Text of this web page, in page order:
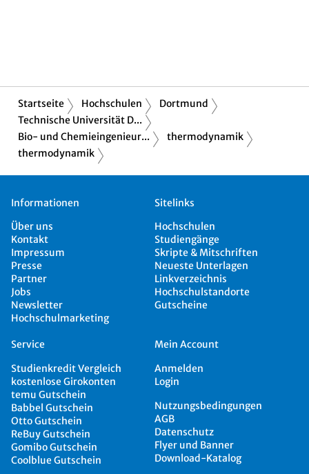
Startseite Hochschulen
Dortmund
Technische Universität D...
Bio- und Chemieingenieur...
thermodynamik
thermodynamik
Informationen
Über uns
Kontakt
Impressum
Presse
Partner
Jobs
Newsletter
Hochschulmarketing
Sitelinks
Hochschulen
Studiengänge
Skripte & Mitschriften
Neueste Unterlagen
Linkverzeichnis
Hochschulstandorte
Gutscheine
Service
Studienkredit Vergleich
kostenlose Girokonten
temu Gutschein
Babbel Gutschein
Otto Gutschein
ReBuy Gutschein
Gomibo Gutschein
Coolblue Gutschein
Mein Account
Anmelden
Login
Nutzungsbedingungen
AGB
Datenschutz
Flyer und Banner
Download-Katalog